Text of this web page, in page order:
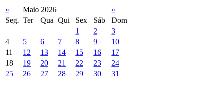
« Maio 2026
»
Seg. Ter Qua Qui Sex Sáb
Dom
1
2
3
4
5 6 7 8 9
10
11
12 13 14 15 16
17
18
19 20 21 22 23
24
25
26 27 28 29 30 31